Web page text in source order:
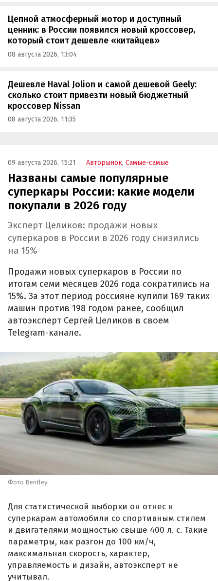
Цепной атмосферный мотор и доступный
ценник: в России появился новый кроссовер,
который стоит дешевле «китайцев»
08 августа 2026, 13:04
Дешевле Haval Jolion и самой дешевой Geely:
сколько стоит привезти новый бюджетный
кроссовер Nissan
08 августа 2026, 11:35
09 августа 2026, 15:21 Авторынок, Самые-самые
Названы самые популярные
суперкары России: какие модели
покупали в 2026 году
Эксперт Целиков: продажи новых
суперкаров в России в 2026 году снизились
на 15%
Продажи новых суперкаров в России по
итогам семи месяцев 2026 года сократились на
15%. За этот период россияне купили 169 таких
машин против 198 годом ранее, сообщил
автоэксперт Сергей Целиков в своем
Telegram-канале.
Фото Bentley
Для статистической выборки он отнес к
суперкарам автомобили со спортивным стилем
и двигателями мощностью свыше 400 л. с. Такие
параметры, как разгон до 100 км/ч,
максимальная скорость, характер,
управляемость и дизайн, автоэксперт не
учитывал.